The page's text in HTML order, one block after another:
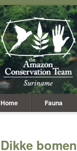
Home Fauna
Dikke